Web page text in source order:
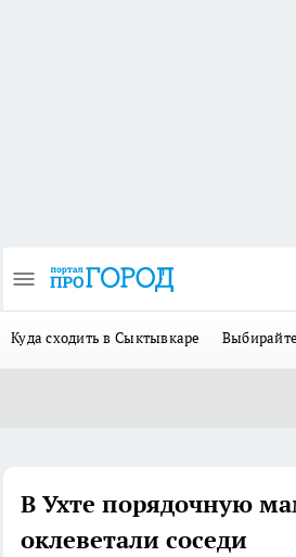
Куда сходить в Сыктывкаре
В Ухте порядочную
оклеветали соседи